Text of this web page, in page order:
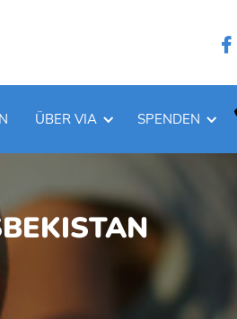

ÜBER VIA SPENDEN